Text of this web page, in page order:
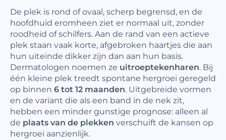
De plek is rond of ovaal, scherp begrensd, en de
hoofdhuid eromheen ziet er normaal uit, zonder
roodheid of schilfers. Aan de rand van een actieve
plek staan vaak korte, afgebroken haartjes die aan
hun uiteinde dikker zijn dan aan hun basis.
Dermatologen noemen ze uitroeptekenharen. Bij
één kleine plek treedt spontane hergroei geregeld
op binnen 6 tot 12 maanden. Uitgebreide vormen
en de variant die als een band in de nek zit,
hebben een minder gunstige prognose: alleen al
de plaats van de plekken verschuift de kansen op
hergroei aanzienlijk.